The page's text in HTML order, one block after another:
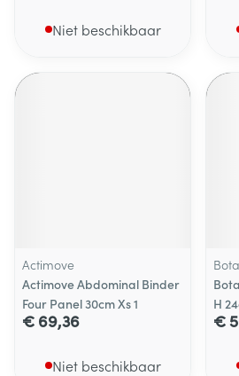
Niet beschikbaar
Actimove
Actimove Abdominal Binder
Four Panel 30cm Xs 1
€ 69,36
Niet beschikbaar
Bota
H
€